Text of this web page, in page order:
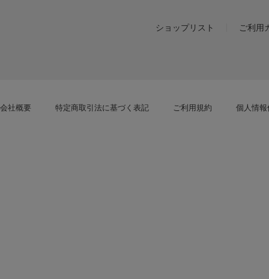
ショップリスト ご利用
会社概要 特定商取引法に基づく表記 ご利用規約 個人情